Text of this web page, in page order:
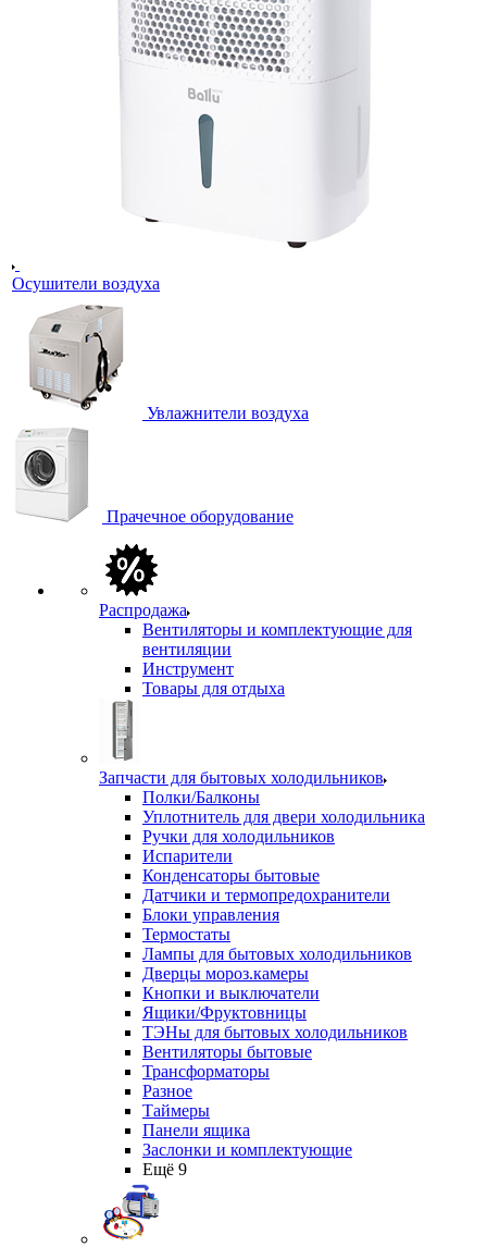
Осушители воздуха
Увлажнители воздуха
Прачечное оборудование
Распродажа
Вентиляторы и комплектующие для
вентиляции
Инструмент
Товары для отдыха
Запчасти для бытовых холодильников
Полки/Балконы
Уплотнитель для двери холодильника
Ручки для холодильников
Испарители
Конденсаторы бытовые
Датчики и термопредохранители
Блоки управления
Термостаты
Лампы для бытовых холодильников
Дверцы мороз.камеры
Кнопки и выключатели
Ящики/Фруктовницы
ТЭНы для бытовых холодильников
Вентиляторы бытовые
Трансформаторы
Разное
Таймеры
Панели ящика
Заслонки и комплектующие
Ещё 9